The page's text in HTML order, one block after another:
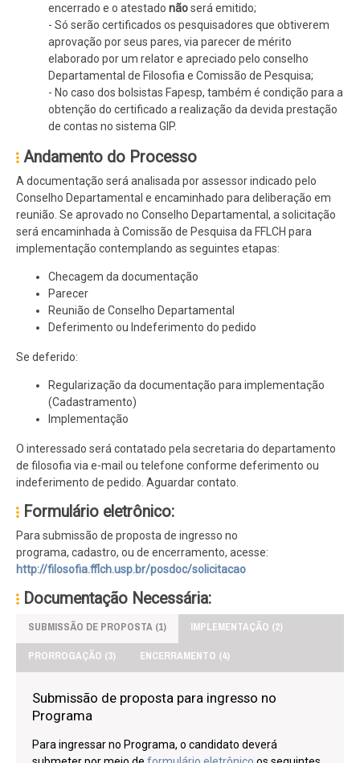
encerrado e o atestado nãoserá emitido;
- Só serão certificados os pesquisadores que obtiverem
aprovação por seus pares, via parecer de mérito
elaborado por um relator e apreciado pelo conselho
Departamental de Filosofia e Comissão de Pesquisa;
- No caso dos bolsistas Fapesp, também é condição para a
obtenção do certificado a realização da devida prestação
de contas no sistema GIP.
Andamento do Processo
A documentação será analisada por assessor indicado pelo
Conselho Departamental e encaminhado para deliberação em
reunião. Se aprovado no Conselho Departamental, a solicitação
será encaminhada à Comissão de Pesquisa da FFLCH para
implementação contemplando as seguintes etapas:
Checagem da documentação
Parecer
Reunião de Conselho Departamental
Deferimento ou Indeferimento do pedido
Se deferido:
Regularização da documentação para implementação
(Cadastramento)
Implementação
O interessado será contatado pela secretaria do departamento
de filosofia via e-mail ou telefone conforme deferimento ou
indeferimento de pedido. Aguardar contato.
Formulário eletrônico:
Para submissão de proposta de ingresso no
programa, cadastro, ou de encerramento, acesse:
http://filosofia.fflch.usp.br/posdoc/solicitacao
Documentação Necessária:
SUBMISSÃO DE PROPOSTA (1)
IMPLEMENTAÇÃO (2)
PRORROGAÇÃO (3)
ENCERRAMENTO (4)
Submissão de proposta para ingresso no
Programa
Para ingressar no Programa, o candidato deverá